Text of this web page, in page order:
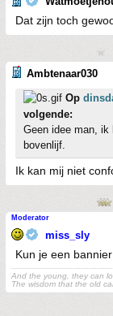
Dat zijn toch
Ambtenaar030
Op
volgende:
Geen idee man, ik
bovenlijf.
Ik kan mij niet
Moderator
miss_sly
Kun je een
And the young, they can
The wisdom that the old